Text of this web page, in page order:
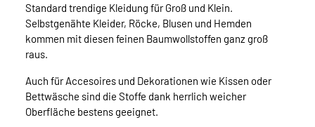
Standard trendige Kleidung für Groß und Klein.
Selbstgenähte Kleider, Röcke, Blusen und Hemden
kommen mit diesen feinen Baumwollstoffen ganz groß
raus.
Auch für Accesoires und Dekorationen wie Kissen oder
Bettwäsche sind die Stoffe dank herrlich weicher
Oberfläche bestens geeignet.